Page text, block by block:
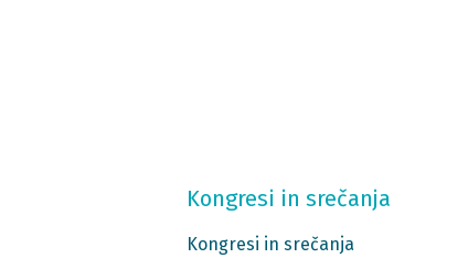
Kongresi in srečanja
Kongresi in srečanja